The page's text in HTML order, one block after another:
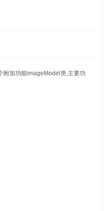
附加功能imageModel类,主要功